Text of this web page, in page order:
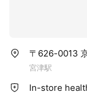
〒626-0013
宮津駅
In-store